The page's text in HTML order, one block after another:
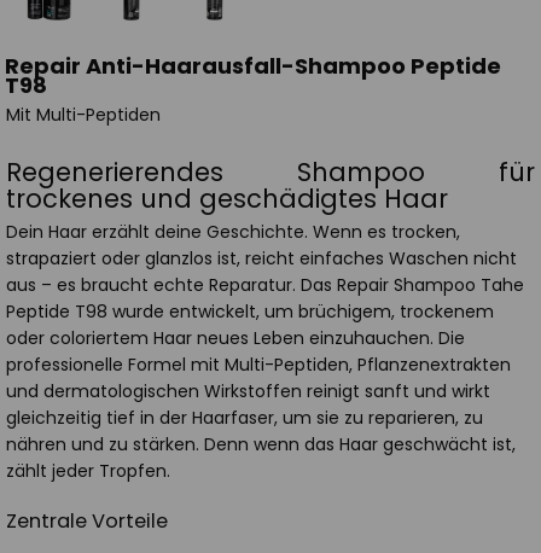
Repair Anti-Haarausfall-Shampoo Peptide
T98
Mit Multi-Peptiden
Regenerierendes Shampoo für
trockenes und geschädigtes Haar
Dein Haar erzählt deine Geschichte. Wenn es trocken,
strapaziert oder glanzlos ist, reicht einfaches Waschen nicht
aus – es braucht echte Reparatur. Das Repair Shampoo Tahe
Peptide T98 wurde entwickelt, um brüchigem, trockenem
oder coloriertem Haar neues Leben einzuhauchen. Die
professionelle Formel mit Multi-Peptiden, Pflanzenextrakten
und dermatologischen Wirkstoffen reinigt sanft und wirkt
gleichzeitig tief in der Haarfaser, um sie zu reparieren, zu
nähren und zu stärken. Denn wenn das Haar geschwächt ist,
zählt jeder Tropfen.
Zentrale Vorteile